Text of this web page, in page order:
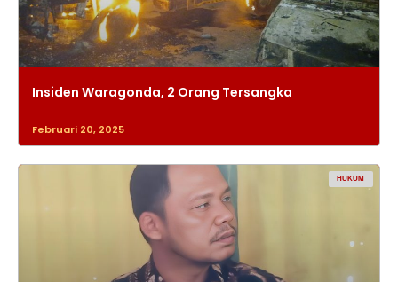
Insiden Waragonda, 2 Orang Tersangka
Februari 20, 2025
HUKUM